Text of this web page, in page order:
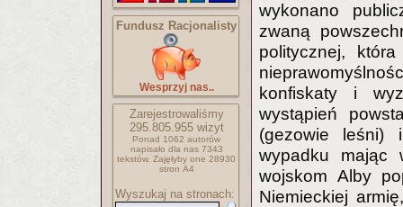
Fundusz Racjonalisty
Wesprzyj nas..
Zarejestrowaliśmy
295.805.955wizyt
Ponad 1062 autorów
napisało dla nas 7343
tekstów. Zajęłyby one 28930
stron A4
Wyszukaj na stronach:
wykonano
zwaną
politycznej,
konfiskaty i
wystąpień
(gezowie leśni)
wypadku mając
wojskom Alby
Niemieckiej